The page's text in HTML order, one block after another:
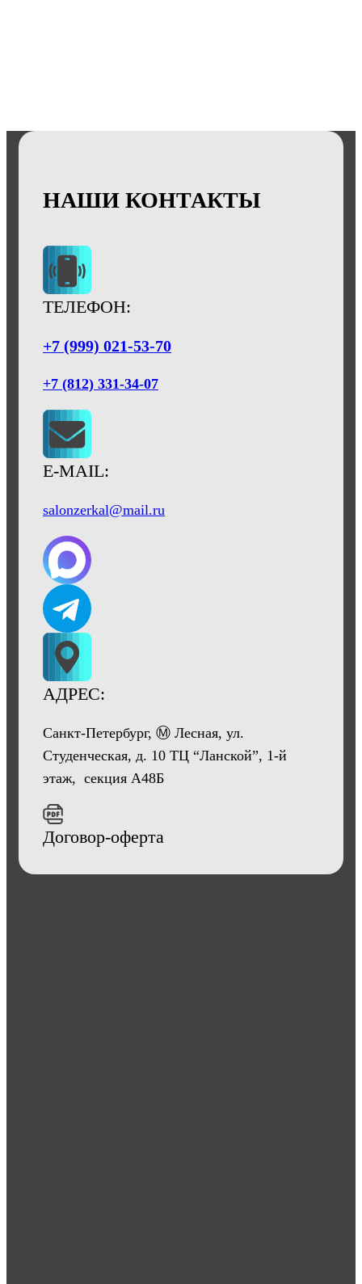
НАШИ КОНТАКТЫ
ТЕЛЕФОН:
+7 (999) 021-53-70
+7 (812) 331-34-07
E-MAIL:
salonzerkal@mail.ru
АДРЕС:
Санкт-Петербург, Ⓜ Лесная, ул.
Студенческая, д. 10 ТЦ “Ланской”, 1-й
этаж, секция А48Б
Договор-оферта